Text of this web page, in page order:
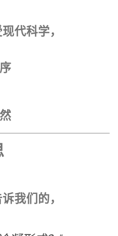
代科学，
我们的，